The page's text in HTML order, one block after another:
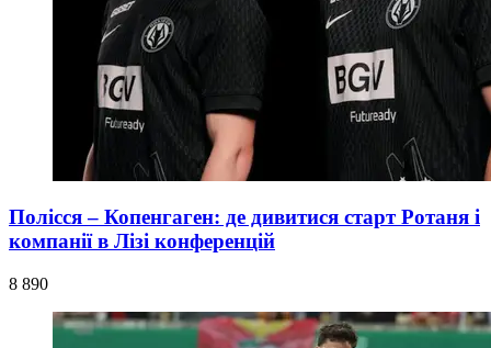
Полісся – Копенгаген: де дивитися старт Ротаня і
компанії в Лізі конференцій
8 890